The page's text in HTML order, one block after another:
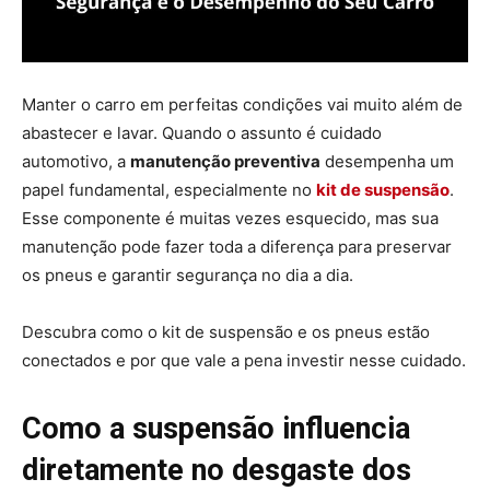
Manter o carro em perfeitas condições vai muito além de
abastecer e lavar. Quando o assunto é cuidado
automotivo, a manutenção preventiva desempenha um
papel fundamental, especialmente no kit de suspensão.
Esse componente é muitas vezes esquecido, mas sua
manutenção pode fazer toda a diferença para preservar
os pneus e garantir segurança no dia a dia.
Descubra como o kit de suspensão e os pneus estão
conectados e por que vale a pena investir nesse cuidado.
Como a suspensão influencia
diretamente no desgaste dos